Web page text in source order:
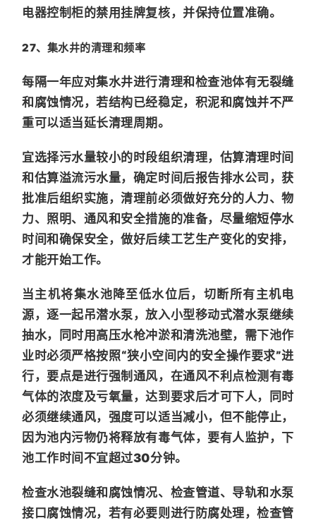
电器控制柜的禁用挂牌复核，并保持位置准确。
27、集水井的清理和频率
每隔一年应对集水井进行清理和检查池体有无裂缝
和腐蚀情况，若结构已经稳定，积泥和腐蚀并不严
重可以适当延长清理周期。
宜选择污水量较小的时段组织清理，估算清理时间
和估算溢流污水量，确定时间后报告排水公司，获
批准后组织实施，清理前必须做好充分的人力、物
力、照明、通风和安全措施的准备，尽量缩短停水
时间和确保安全，做好后续工艺生产变化的安排，
才能开始工作。
当主机将集水池降至低水位后，切断所有主机电
源，逐一起吊潜水泵，放入小型移动式潜水泵继续
抽水，同时用高压水枪冲淤和清洗池壁，需下池作
业时必须严格按照“狭小空间内的安全操作要求”进
行，要点是进行强制通风，在通风不利点检测有毒
气体的浓度及亏氧量，达到要求后才可下人，同时
必须继续通风，强度可以适当减小，但不能停止，
因为池内污物仍将释放有毒气体，要有人监护，下
池工作时间不宜超过30分钟。
检查水池裂缝和腐蚀情况、检查管道、导轨和水泵
接口腐蚀情况，若有必要则进行防腐处理，检查管